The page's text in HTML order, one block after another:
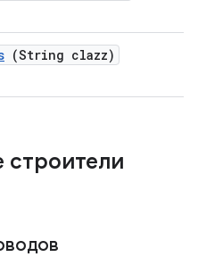
(String clazz)
строители